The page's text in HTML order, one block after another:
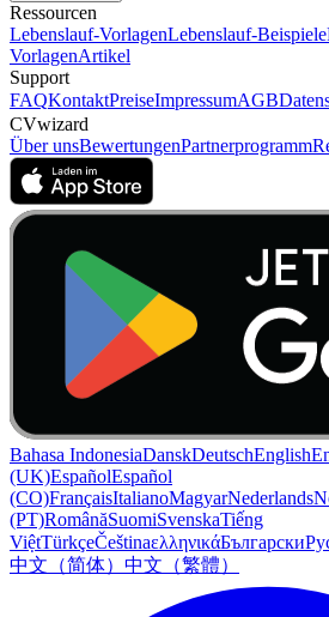
Ressourcen
Lebenslauf-VorlagenLebenslauf-Beispiele
VorlagenArtikel
Support
FAQKontaktPreiseImpressumAGB
CVwizard
Über unsBewertungenPartnerprogramm
Bahasa IndonesiaDanskDeutschEnglish
(UK)EspañolEspañol
(CO)FrançaisItalianoMagyarNederlands
(PT)RomânăSuomiSvenskaTiếng
ViệtTürkçeČeštinaελληνικάБългарски
中文（简体） 中文（繁體）